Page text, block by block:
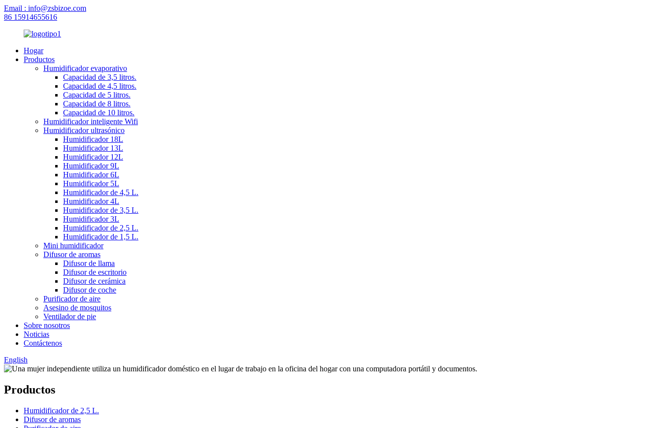
Email : info@zsbizoe.com
86 15914655616
Hogar
Productos
Humidificador evaporativo
Capacidad de 3,5 litros.
Capacidad de 4,5 litros.
Capacidad de 5 litros.
Capacidad de 8 litros.
Capacidad de 10 litros.
Humidificador inteligente Wifi
Humidificador ultrasónico
Humidificador 18L
Humidificador 13L
Humidificador 12L
Humidificador 9L
Humidificador 6L
Humidificador 5L
Humidificador de 4,5 L.
Humidificador 4L
Humidificador de 3,5 L.
Humidificador 3L
Humidificador de 2,5 L.
Humidificador de 1,5 L.
Mini humidificador
Difusor de aromas
Difusor de llama
Difusor de escritorio
Difusor de cerámica
Difusor de coche
Purificador de aire
Asesino de mosquitos
Ventilador de pie
Sobre nosotros
Noticias
Contáctenos
English
Productos
Humidificador de 2,5 L.
Difusor de aromas